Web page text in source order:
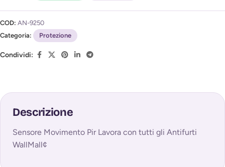
COD: AN-9250
Categoria:
Protezione
Condividi:
Descrizione
Sensore Movimento Pir Lavora con tutti gli Antifurti
WallMall¢